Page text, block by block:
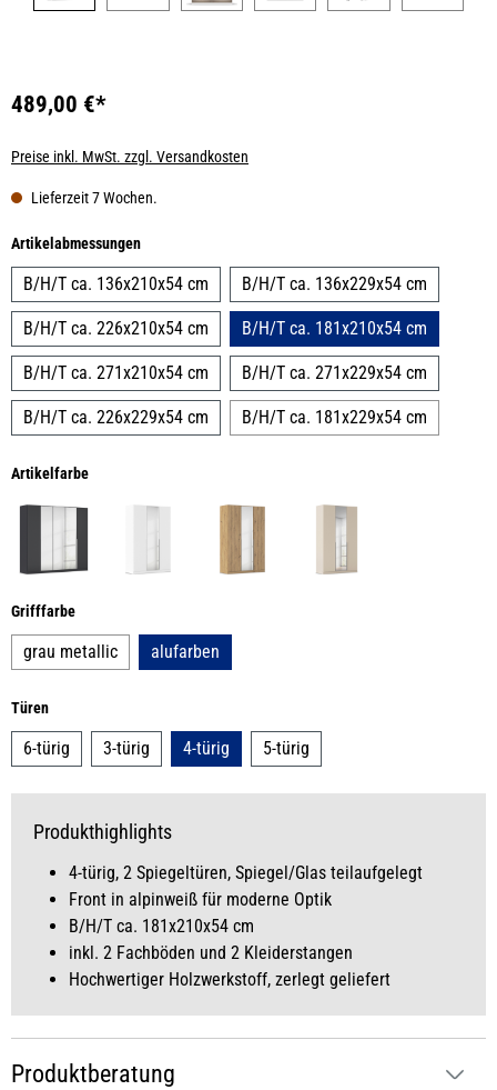
Produkthighlights
4-türig, 2 Spiegeltüren, Spiegel/Glas teilaufgelegt
Front in alpinweiß für moderne Optik
B/H/T ca. 181x210x54 cm
inkl. 2 Fachböden und 2 Kleiderstangen
Hochwertiger Holzwerkstoff, zerlegt geliefert
489,00 €*
Preise inkl. MwSt. zzgl. Versandkosten
Lieferzeit 7 Wochen.
Artikelabmessungenauswählen
B/H/T ca. 136x210x54 cm B/H/T ca. 136x229x54 cm
B/H/T ca. 226x210x54 cm B/H/T ca. 181x210x54 cm
B/H/T ca. 271x210x54 cm B/H/T ca. 271x229x54 cm
B/H/T ca. 226x229x54 cm B/H/T ca. 181x229x54 cm
Artikelfarbeauswählen
Grifffarbeauswählen
grau metallic alufarben
Türenauswählen
6-türig 3-türig 4-türig 5-türig
Produktberatung